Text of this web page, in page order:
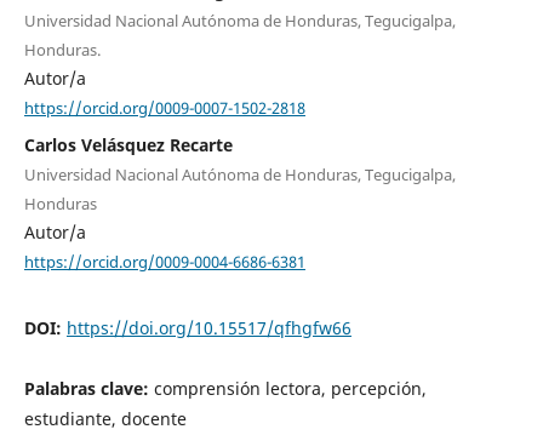
Universidad Nacional Autónoma de Honduras, Tegucigalpa,
Honduras.
Autor/a
https://orcid.org/0009-0007-1502-2818
Carlos Velásquez Recarte
Universidad Nacional Autónoma de Honduras, Tegucigalpa,
Honduras
Autor/a
https://orcid.org/0009-0004-6686-6381
DOI: https://doi.org/10.15517/qfhgfw66
Palabras clave: comprensión lectora, percepción,
estudiante, docente